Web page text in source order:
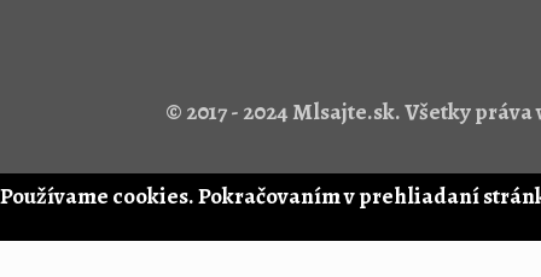
© 2017 - 2024 Mlsajte.sk. Všetky
Používame cookies. Pokračovaním v prehliadaní